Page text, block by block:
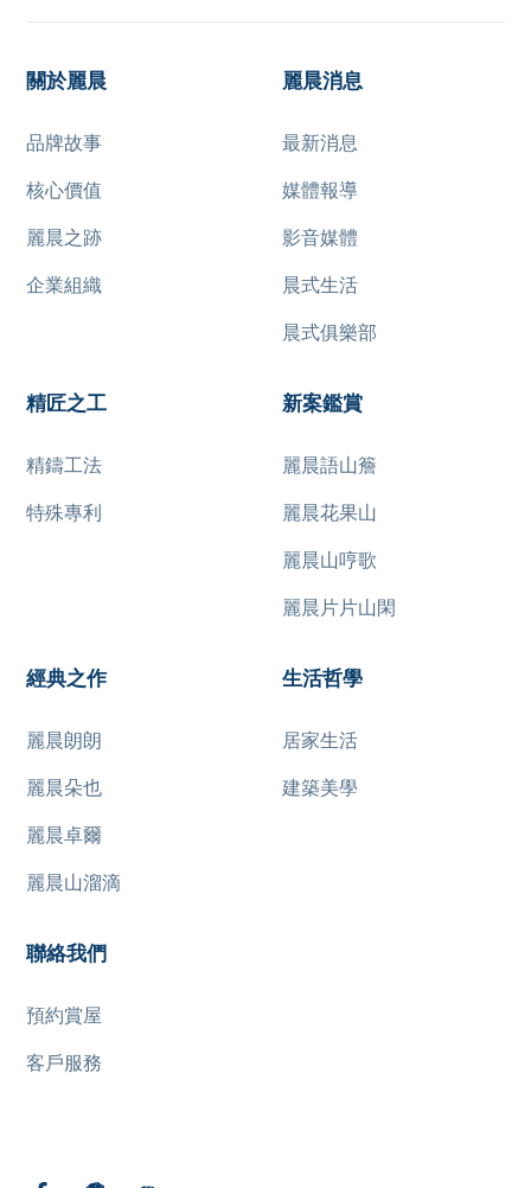
關於麗晨
品牌故事
核心價值
麗晨之跡
企業組織
麗晨消息
最新消息
媒體報導
影音媒體
晨式生活
晨式俱樂部
精匠之工
精鑄工法
特殊專利
新案鑑賞
麗晨語山簷
麗晨花果山
麗晨山哼歌
麗晨片片山閑
經典之作
麗晨朗朗
麗晨朵也
麗晨卓爾
麗晨山溜滴
生活哲學
居家生活
建築美學
聯絡我們
預約賞屋
客戶服務